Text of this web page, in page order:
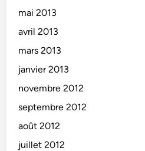
mai 2013
avril 2013
mars 2013
janvier 2013
novembre 2012
septembre 2012
août 2012
juillet 2012